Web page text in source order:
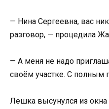
— Нина Сергеевна, вас
разговор, — процедила
— А меня не надо
своём участке. С полным
Лёшка высунулся из